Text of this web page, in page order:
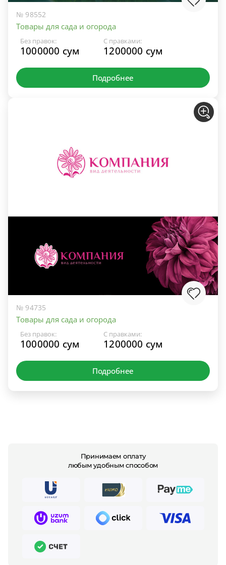
№ 98552
Товары для сада и огорода
Без правок:
1000000 сум
С правками:
1200000 сум
Подробнее
№ 94735
Товары для сада и огорода
Без правок:
1000000 сум
С правками:
1200000 сум
Подробнее
Принимаем оплату
любым удобным способом